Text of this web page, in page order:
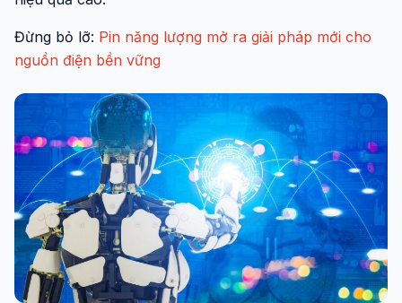
Đừng bỏ lỡ: Pin năng lượng mở ra giải pháp mới cho
nguồn điện bền vững